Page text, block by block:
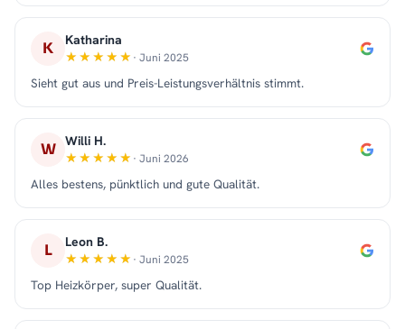
K Katharina
· Juni 2025
Sieht gut aus und Preis-Leistungsverhältnis stimmt.
W Willi H.
· Juni 2026
Alles bestens, pünktlich und gute Qualität.
L Leon B.
· Juni 2025
Top Heizkörper, super Qualität.